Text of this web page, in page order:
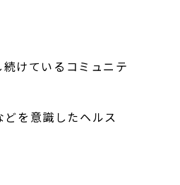
けているコミュニテ
を意識したヘルス